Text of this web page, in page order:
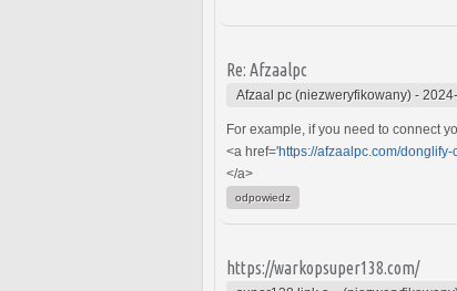
Re: Afzaalpc
Afzaal pc (niezweryfikowany) -
For example, if you need to connect
<a href='https://afzaalpc.com/
</a>
odpowiedz
https://warkopsuper138.com/